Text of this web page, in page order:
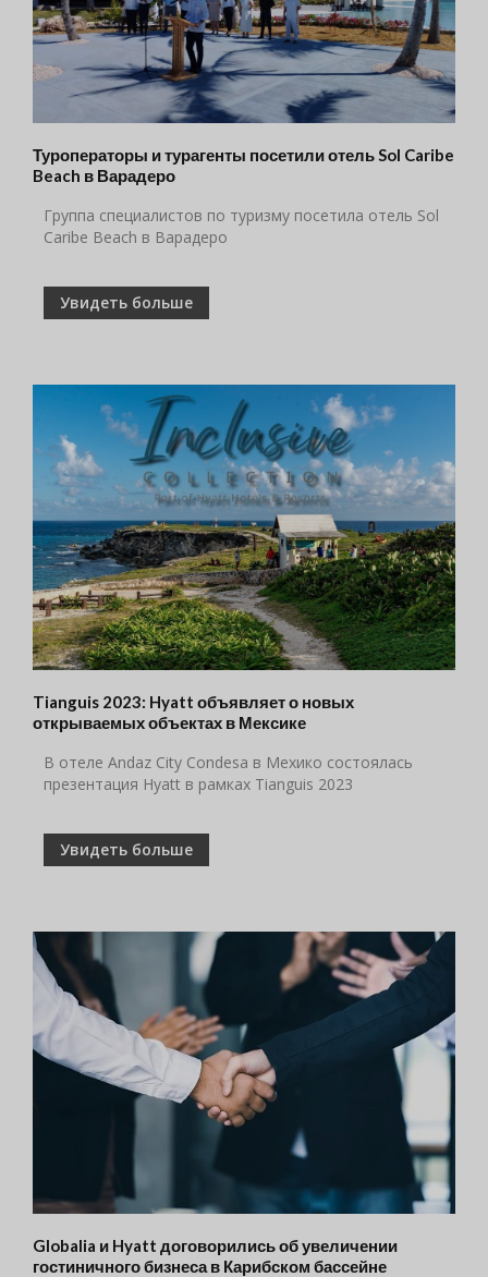
Туроператоры и турагенты посетили отель Sol Caribe
Beach в Варадеро
Группа специалистов по туризму посетила отель Sol
Caribe Beach в Варадеро
Увидеть больше
Tianguis 2023: Hyatt объявляет о новых
открываемых объектах в Мексике
В отеле Andaz City Condesa в Мехико состоялась
презентация Hyatt в рамках Tianguis 2023
Увидеть больше
Globalia и Hyatt договорились об увеличении
гостиничного бизнеса в Карибском бассейне